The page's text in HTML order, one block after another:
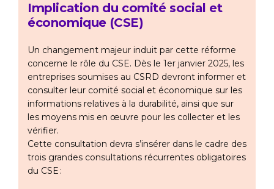
Implication du comité social et
économique (CSE)
Un changement majeur induit par cette réforme
concerne le rôle du CSE. Dès le 1er janvier 2025, les
entreprises soumises au CSRD devront informer et
consulter leur comité social et économique sur les
informations relatives à la durabilité, ainsi que sur
les moyens mis en œuvre pour les collecter et les
vérifier.
Cette consultation devra s’insérer dans le cadre des
trois grandes consultations récurrentes obligatoires
du CSE :